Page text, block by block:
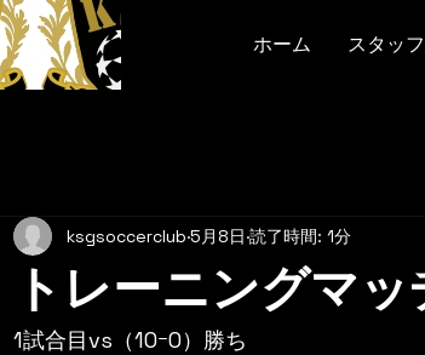
ホーム スタッ
トレーニングマッ
ksgsoccerclub 5月8日 読了時間: 1分
1試合目vs（10ｰ0）勝ち